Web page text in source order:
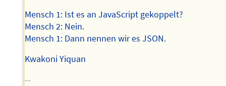
Mensch 1: Ist es an JavaScript gekoppelt?
Mensch 2: Nein.
Mensch 1: Dann nennen wir es JSON.
Kwakoni Yiquan
--